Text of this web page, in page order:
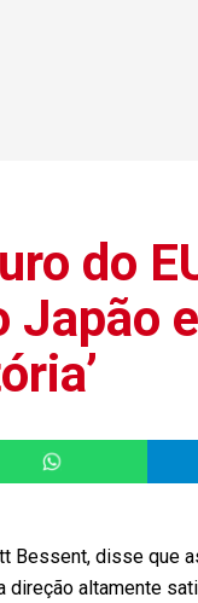
do
Japão
Bessent, disse que
altamente